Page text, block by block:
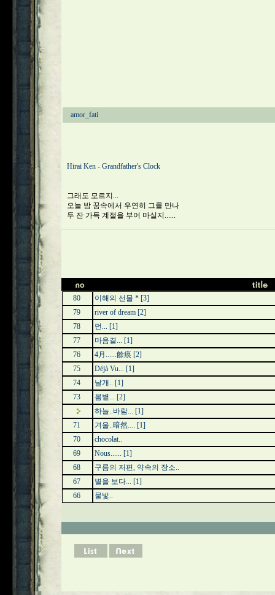
amor_fati
Hirai Ken - Grandfather's Clock
그래도 모르지...
오늘 밤 꿈속에서 우연히 그를 만나
두 잔 가득 계절을 부어 마실지......
80 이해의 선물 * [3]
79
river of dream [2]
78
먼... [1]
77
마음결... [1]
76
4月......餘痕 [2]
75
Déjà Vu... [1]
74
날개.. [1]
73
봄볕... [2]
하늘..바람... [1]
71
겨울..暗然.... [1]
70
chocolat..
69
Nous...... [1]
68
구름의 저편, 약속의 장소..
67
별을 보다... [1]
66
물빛..